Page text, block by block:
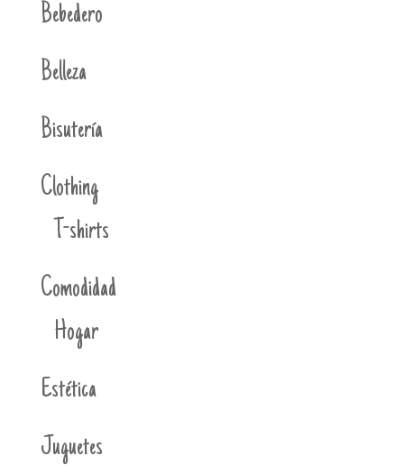
Bebedero
Belleza
Bisutería
Clothing
T-shirts
Comodidad
Hogar
Estética
Juguetes